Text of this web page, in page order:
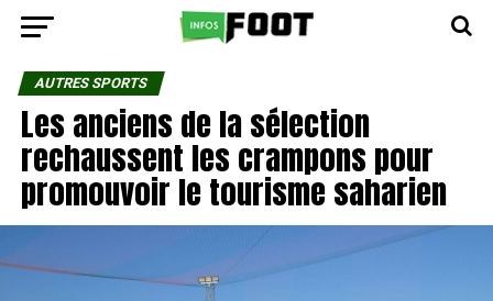
AUTRES SPORTS
Les anciens de la sélection
rechaussent les crampons pour
promouvoir le tourisme saharien